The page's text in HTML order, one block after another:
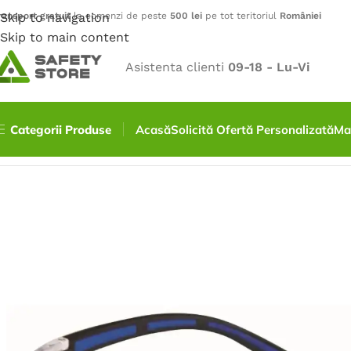
Skip to navigation
Skip to main content
gratuitla comenzi de peste 500 lei pe tot teritoriul României
Asistenta clienti 09-18 - Lu-Vi
Categorii Produse AcasăSolicită Ofertă Personalizată